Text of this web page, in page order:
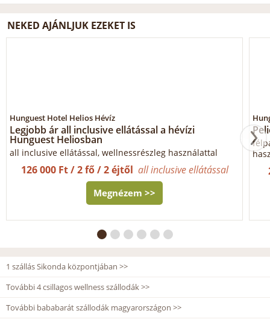
NEKED AJÁNLJUK EZEKET IS
Hunguest Hotel Helios Hévíz
Legjobb ár all inclusive ellátással a hévízi
Hunguest Heliosban
all inclusive ellátással, wellnessrészleg használattal
126 000 Ft / 2 fő / 2 éjtől all inclusive ellátással
Megnézem >>
1 szállás Sikonda központjában >>
További 4 csillagos wellness szállodák >>
További bababarát szállodák magyarországon >>